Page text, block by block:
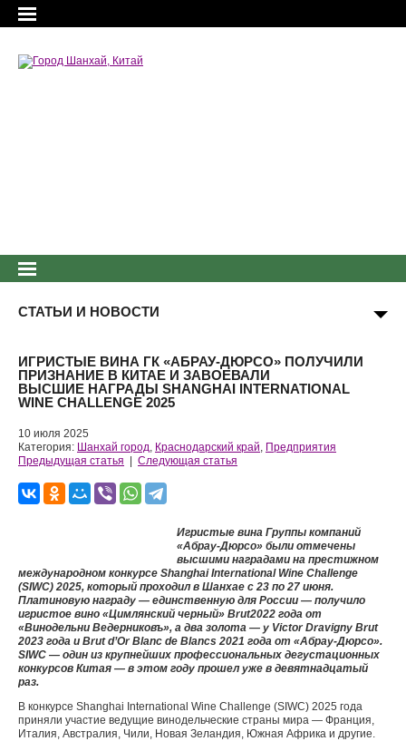
СТАТЬИ И НОВОСТИ
ИГРИСТЫЕ ВИНА ГК «АБРАУ-ДЮРСО» ПОЛУЧИЛИ
ПРИЗНАНИЕ В КИТАЕ И ЗАВОЕВАЛИ
ВЫСШИЕ НАГРАДЫ SHANGHAI INTERNATIONAL
WINE CHALLENGE 2025
10 июля 2025
Категория: Шанхай город, Краснодарский край, Предприятия
Предыдущая статья
Следующая статья
Игристые вина Группы компаний
«Абрау-Дюрсо» были отмечены
высшими наградами на престижном
международном конкурсе Shanghai International Wine Challenge
(SIWC) 2025, который проходил в Шанхае с 23 по 27 июня.
Платиновую награду — единственную для России — получило
игристое вино «Цимлянский черный» Brut2022 года от
«Винодельни Ведерниковъ», а два золота — у Victor Dravigny Brut
2023 года и Brut d’Or Blanc de Blancs 2021 года от «Абрау-Дюрсо».
SIWC — один из крупнейших профессиональных дегустационных
конкурсов Китая — в этом году прошел уже в девятнадцатый
раз.
В конкурсе Shanghai International Wine Challenge (SIWC) 2025 года
приняли участие ведущие винодельческие страны мира — Франция,
Италия, Австралия, Чили, Новая Зеландия, Южная Африка и другие.